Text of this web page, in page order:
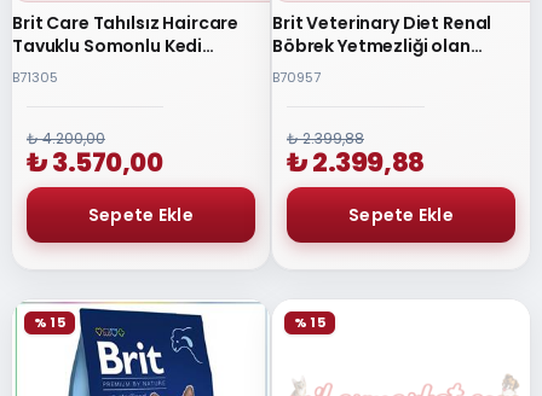
Brit Care Tahılsız Haircare
Tavuklu Somonlu Kedi
Maması 7 kg
B71305
₺ 4.200,00
₺ 3.570,00
Brit Veterinary Diet Renal
Böbrek Yetmezliği olan
Kediler için Tahılsız Kedi
B70957
₺ 2.399,88
₺ 2.399,88
% 15 % 15